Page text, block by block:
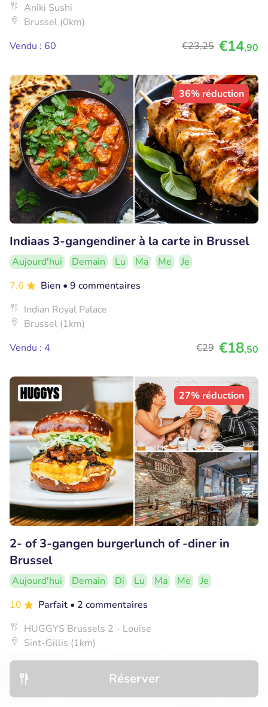
Réserver
Aniki Sushi
Brussel (0km)
Vendu : 60
€23,25 €14,90
36% réduction
Indiaas 3-gangendiner à la carte in Brussel
Aujourd'hui Demain Lu Ma Me
Je
7.6
Bien • 9 commentaires
Indian Royal Palace
Brussel (1km)
Vendu : 4
€29 €18,50
27% réduction
2- of 3-gangen burgerlunch of -diner in
Brussel
Aujourd'hui Demain Di Lu Ma Me
Je
10
Parfait • 2 commentaires
HUGGYS Brussels 2 - Louise
Sint-Gillis (1km)
Vendu : 155
€24